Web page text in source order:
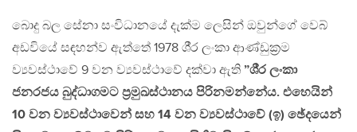
බොදු බල සේනා සංවිධානයේ දැක්ම ලෙසින් ඔවුන්ගේ වෙබ්
අඩවියේ සඳහන්ව ඇත්තේ 1978 ශී‍්‍ර ලංකා ආණ්ඩුක‍්‍රම
ව්‍යවස්ථාවේ 9 වන ව්‍යවස්ථාවේ දක්වා ඇති ”ශී‍්‍ර ලංකා
ජනරජය බුද්ධාගමට ප‍්‍රමුඛස්ථානය පිරිනමන්නේය. එහෙයින්
10 වන ව්‍යවස්ථාවෙන් සහ 14 වන ව්‍යවස්ථාවේ (ඉ) ඡේදයෙන්